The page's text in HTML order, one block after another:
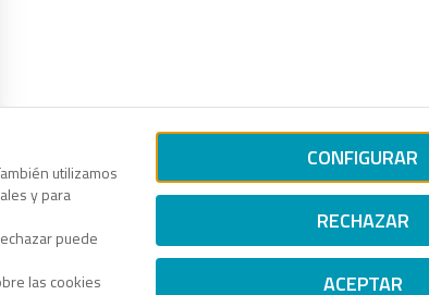
utilizamos
y para
puede
las cookies
CONFIGURAR
RECHAZAR
ACEPTAR